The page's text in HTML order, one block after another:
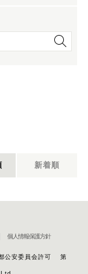
新着順
個人情報保護方針
公安委員会許可 第